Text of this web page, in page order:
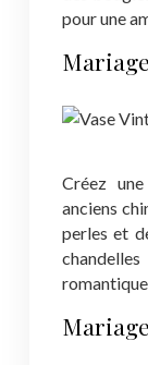
pour une
Créez
anciens
perles et